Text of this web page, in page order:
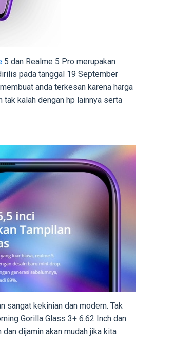
5 dan Realme 5 Pro merupakan
pada tanggal 19 September
anda terkesan karena harga
kalah dengan hp lainnya serta
sangat kekinian dan modern. Tak
Gorilla Glass 3+ 6.62 Inch dan
dijamin akan mudah jika kita